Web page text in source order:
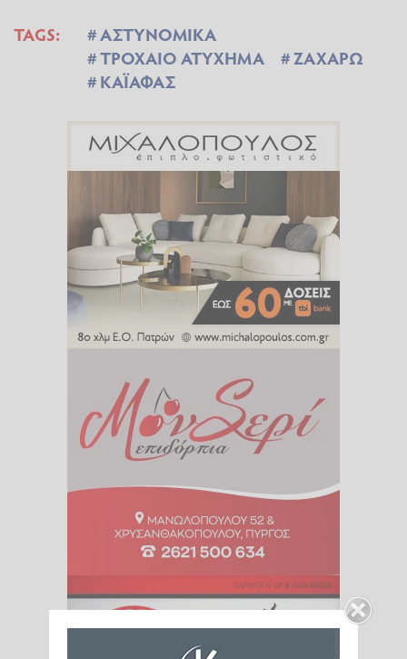
TAGS:
ΑΣΤΥΝΟΜΙΚΑ
ΤΡΟΧΑΙΟ ΑΤΥΧΗΜΑ
ΖΑΧΑΡΩ
ΚΑΪΑΦΑΣ